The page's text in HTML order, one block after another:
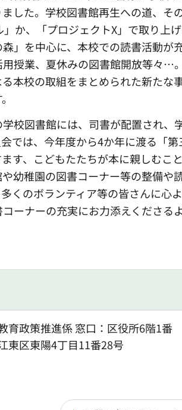
した。学校図書館再生への道、そ
か、「プロジェクトX」で取り上
」を中心に、本校での読書活動が
授業、夏休みの図書館開放等々…
本校の取組をまとめられた新たな
校図書館には、司書が配置され、
では、今年度から4か年に渡る「
す、こどもたたちが本に親しむこ
幼稚園の図書コーナー等の整備や
くのボランティア等の皆さんに心
ーナーの充実にお力添えくださる
育政策推進係 窓口：区役所6階1番
東区東陽4丁目11番28号